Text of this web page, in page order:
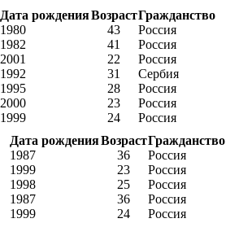
Дата рожденияВозрастГражданство
1980 43
Россия
1982 41
Россия
2001 22
Россия
1992 31
Сербия
1995 28
Россия
2000 23
Россия
1999 24
Россия
Дата рожденияВозрастГражданство
1987 36
Россия
1999 23
Россия
1998 25
Россия
1987 36
Россия
1999 24
Россия